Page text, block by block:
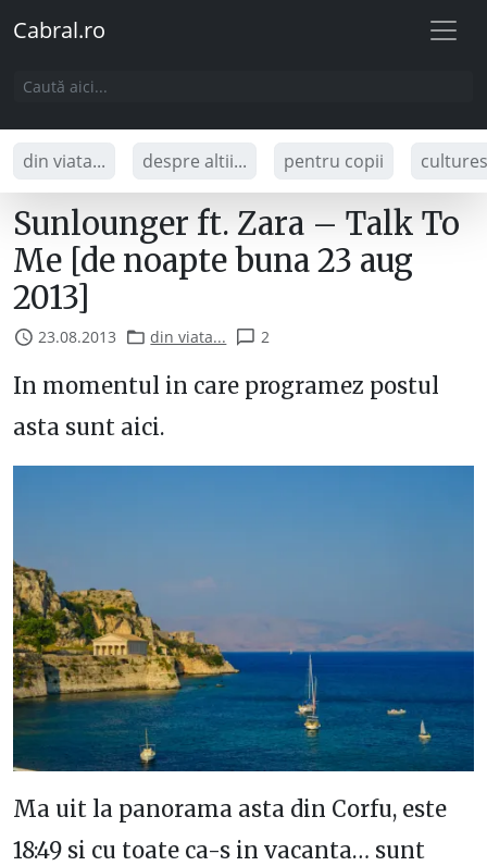
Cabral.ro
din viata... despre altii... pentru copii
Sunlounger ft. Zara – Talk To
Me [de noapte buna 23 aug
2013]
23.08.2013 din viata... 2
In momentul in care programez postul
asta sunt aici.
Ma uit la panorama asta din Corfu, este
18:49 si cu toate ca-s in vacanta… sunt